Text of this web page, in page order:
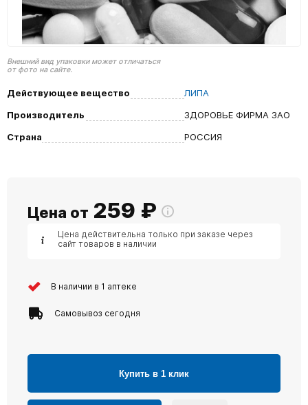
Внешний вид упаковки может отличаться
от фото на сайте.
Действующее вещество
ЛИПА
Производитель
ЗДОРОВЬЕ ФИРМА ЗАО
Страна
РОССИЯ
Цена от 259 ₽
Цена действительна только при заказе через
сайт товаров в наличии
В наличии в 1 аптеке
Самовывоз сегодня
Купить в 1 клик